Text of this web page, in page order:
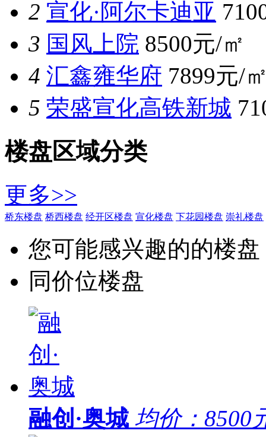
2 宣化·阿尔卡迪亚
3 国风上院 8500元/㎡
4 汇鑫雍华府 7899元/
5 荣盛宣化高铁新城
楼盘区域分类
更多>>
桥东楼盘 桥西楼盘 经开区楼盘 宣化楼盘 下花园楼盘 崇礼楼盘
您可能感兴趣的的楼盘
同价位楼盘
融创·奥城 均价： 8500